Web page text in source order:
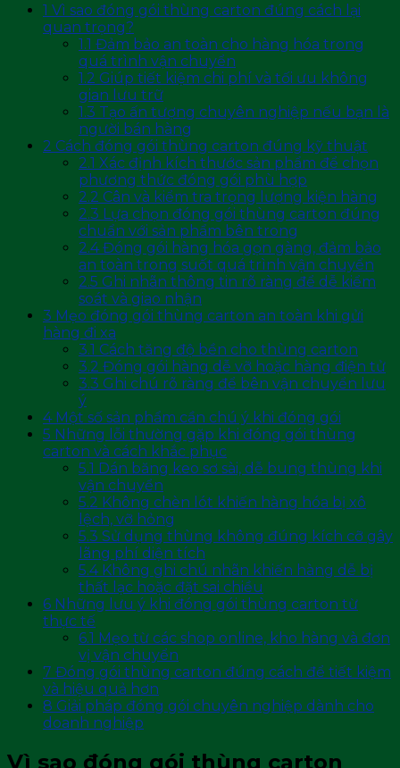
1 Vì sao đóng gói thùng carton đúng cách lại
quan trọng?
1.1 Đảm bảo an toàn cho hàng hóa trong
quá trình vận chuyển
1.2 Giúp tiết kiệm chi phí và tối ưu không
gian lưu trữ
1.3 Tạo ấn tượng chuyên nghiệp nếu bạn là
người bán hàng
2 Cách đóng gói thùng carton đúng kỹ thuật
2.1 Xác định kích thước sản phẩm để chọn
phương thức đóng gói phù hợp
2.2 Cân và kiểm tra trọng lượng kiện hàng
2.3 Lựa chọn đóng gói thùng carton đúng
chuẩn với sản phẩm bên trong
2.4Đóng gói hàng hóa gọn gàng, đảm bảo
an toàn trong suốt quá trình vận chuyển
2.5 Ghi nhãn thông tin rõ ràng để dễ kiểm
soát và giao nhận
3 Mẹo đóng gói thùng carton an toàn khi gửi
hàng đi xa
3.1 Cách tăng độ bền cho thùng carton
3.2 Đóng gói hàng dễ vỡ hoặc hàng điện tử
3.3 Ghi chú rõ ràng để bên vận chuyển lưu
ý
4Một số sản phẩm cần chú ý khi đóng gói
5 Những lỗi thường gặp khi đóng gói thùng
carton và cách khắc phục
5.1 Dán băng keo sơ sài, dễ bung thùng khi
vận chuyển
5.2 Không chèn lót khiến hàng hóa bị xô
lệch, vỡ hỏng
5.3 Sử dụng thùng không đúng kích cỡ gây
lãng phí diện tích
5.4Không ghi chú nhãn khiến hàng dễ bị
thất lạc hoặc đặt sai chiều
6 Những lưu ý khi đóng gói thùng carton từ
thực tế
6.1 Mẹo từ các shop online, kho hàng và đơn
vị vận chuyển
7 Đóng gói thùng carton đúng cách để tiết kiệm
và hiệu quả hơn
8 Giải pháp đóng gói chuyên nghiệp dành cho
doanh nghiệp
Vì sao đóng gói thùng carton